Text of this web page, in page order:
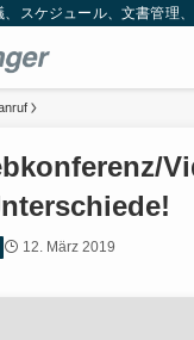
、スケジュール、文書管
12. März 2019